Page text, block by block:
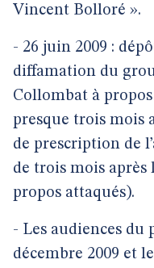
Vincent Bolloré ».
- 26 juin 2009 :
diffamation du
Collombat à
presque trois mois
de prescription de
de trois mois
propos attaqués).
- Les audiences du
décembre 2009 et